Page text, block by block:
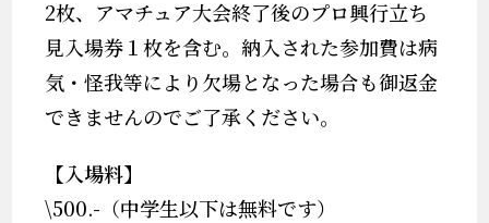
2枚、アマチュア大会終了後のプロ興行立ち
見入場券１枚を含む。納入された参加費は病
気・怪我等により欠場となった場合も御返金
できませんのでご了承ください。
【入場料】
\500.-（中学生以下は無料です）